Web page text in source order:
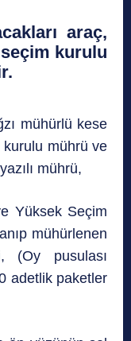
araç,
kurulu
mühürlü kese
kurulu mührü ve
mührü,
Yüksek Seçim
mühürlenen
(Oy pusulası
adetlik paketler